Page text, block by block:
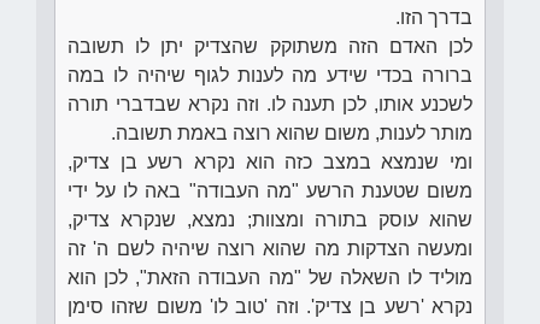
בדרך הזו.
לכן האדם הזה משתוקק שהצדיק יתן לו תשובה
ברורה בכדי שידע מה לענות לגוף שיהיה לו במה
לשכנע אותו, לכן תענה לו. וזה נקרא שבדברי תורה
מותר לענות, משום שהוא רוצה באמת תשובה.
ומי שנמצא במצב כזה הוא נקרא רשע בן צדיק,
משום שטענת הרשע "מה העבודה" באה לו על ידי
שהוא עוסק בתורה ומצוות; נמצא, שנקרא צדיק,
ומעשה הצדקות מה שהוא רוצה שיהיה לשם ה' זה
מוליד לו השאלה של "מה העבודה הזאת", לכן הוא
נקרא 'רשע בן צדיק'. וזה 'טוב לו' משום שזהו סימן